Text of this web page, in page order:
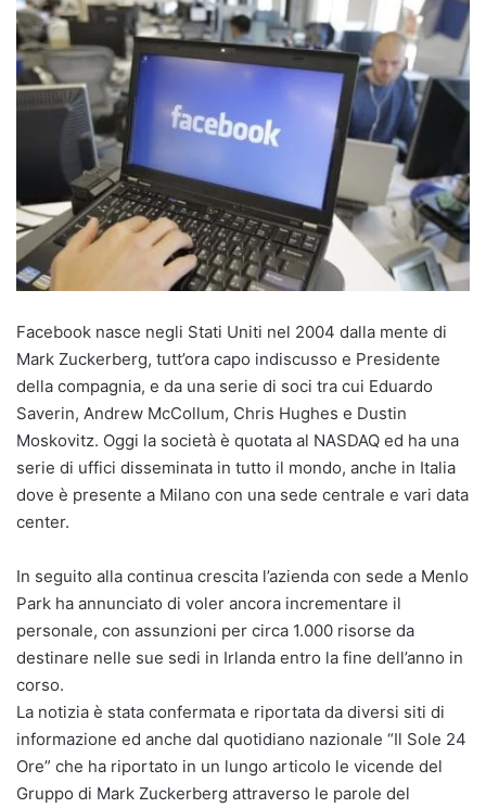
Facebook nasce negli Stati Uniti nel 2004 dalla mente di
Mark Zuckerberg, tutt’ora capo indiscusso e Presidente
della compagnia, e da una serie di soci tra cui Eduardo
Saverin, Andrew McCollum, Chris Hughes e Dustin
Moskovitz. Oggi la società è quotata al NASDAQ ed ha una
serie di uffici disseminata in tutto il mondo, anche in Italia
dove è presente a Milano con una sede centrale e vari data
center.
In seguito alla continua crescita l’azienda con sede a Menlo
Park ha annunciato di voler ancora incrementare il
personale, con assunzioni per circa 1.000 risorse da
destinare nelle sue sedi in Irlanda entro la fine dell’anno in
corso.
La notizia è stata confermata e riportata da diversi siti di
informazione ed anche dal quotidiano nazionale “Il Sole 24
Ore” che ha riportato in un lungo articolo le vicende del
Gruppo di Mark Zuckerberg attraverso le parole del